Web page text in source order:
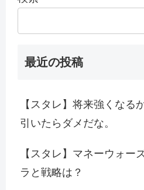
最近の投稿
【スタレ】将来強くなる
引いたらダメだな。
【スタレ】マネーウォー
ラと戦略は？